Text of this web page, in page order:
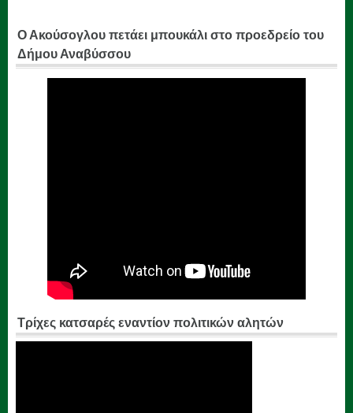
Ο Ακούσογλου πετάει μπουκάλι στο προεδρείο του
Δήμου Αναβύσσου
Τρίχες κατσαρές εναντίον πολιτικών αλητών